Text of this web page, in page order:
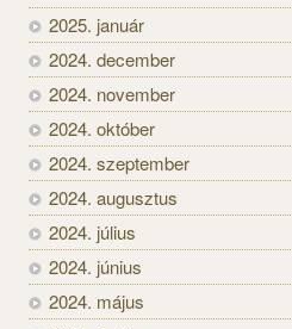
2025. január
2024. december
2024. november
2024. október
2024. szeptember
2024. augusztus
2024. július
2024. június
2024. május